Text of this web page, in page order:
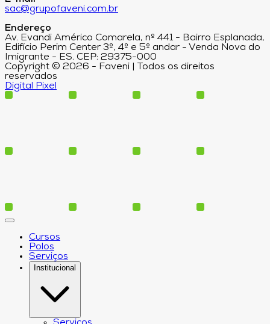
sac@grupofaveni.com.br
Endereço
Av. Evandi Américo Comarela, nº 441 - Bairro Esplanada,
Edifício Perim Center 3º, 4º e 5º andar - Venda Nova do
Imigrante - ES. CEP: 29375-000
Copyright © 2026 - Faveni | Todos os direitos
reservados
Digital Pixel
Cursos
Polos
Serviços
Institucional